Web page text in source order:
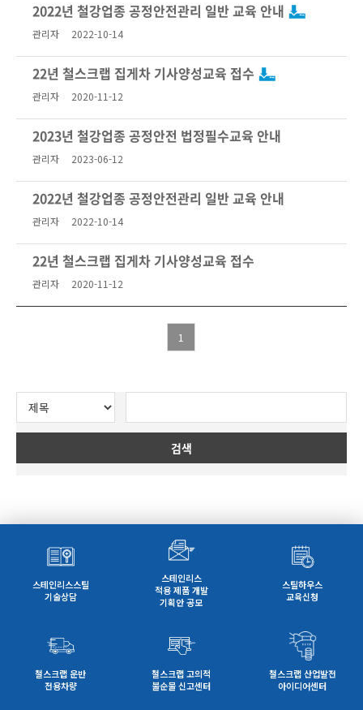
2022년 철강업종 공정안전관리 일반 교육 안내
관리자 2022-10-14
22년 철스크랩 집게차 기사양성교육 접수
관리자 2020-11-12
2023년 철강업종 공정안전 법정필수교육 안내
관리자 2023-06-12
2022년 철강업종 공정안전관리 일반 교육 안내
관리자 2022-10-14
22년 철스크랩 집게차 기사양성교육 접수
관리자 2020-11-12
1
검색
스테인리스스틸
기술상담
스테인리스
적용 제품 개발
기획안 공모
스틸하우스
교육신청
철스크랩 운반
전용차량
철스크랩 고의적
불순물 신고센터
철스크랩 산업발전
아이디어센터